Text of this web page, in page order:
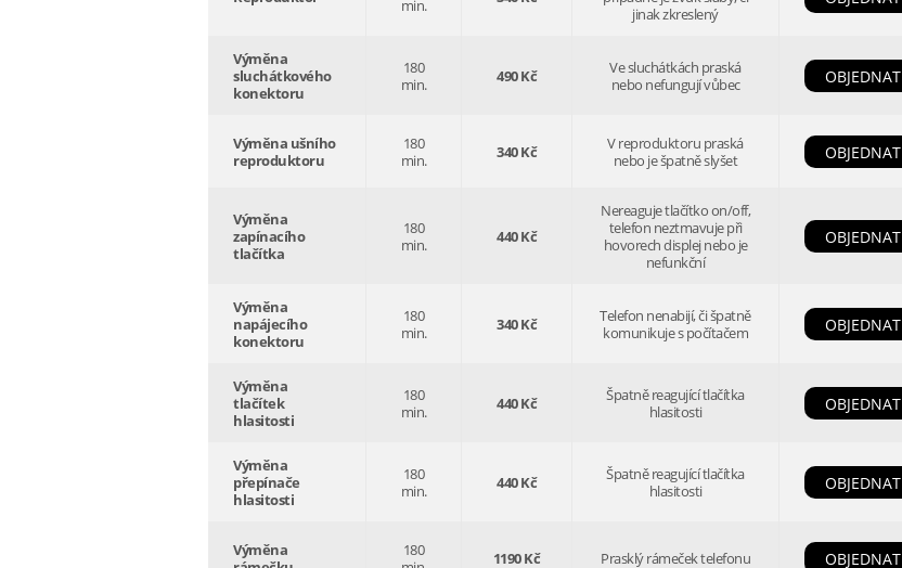
min.
jinak zkreslený
Výměna
sluchátkového
konektoru
180
min.
490 Kč
Ve sluchátkách praská
nebo nefungují vůbec
OBJEDNAT
Výměna ušního
reproduktoru
180
min.
340 Kč
V reproduktoru praská
nebo je špatně slyšet
OBJEDNAT
Výměna
zapínacího
tlačítka
180
min.
440 Kč
Nereaguje tlačítko on/off,
telefon neztmavuje při
hovorech displej nebo je
nefunkční
OBJEDNAT
Výměna
napájecího
konektoru
180
min.
340 Kč
Telefon nenabijí, či špatně
komunikuje s počítačem
OBJEDNAT
Výměna
tlačítek
hlasitosti
180
min.
440 Kč
Špatně reagující tlačítka
hlasitosti
OBJEDNAT
Výměna
přepínače
hlasitosti
180
min.
440 Kč
Špatně reagující tlačítka
hlasitosti
OBJEDNAT
Výměna
180
1190 Kč Prasklý rámeček telefonu OBJEDNAT